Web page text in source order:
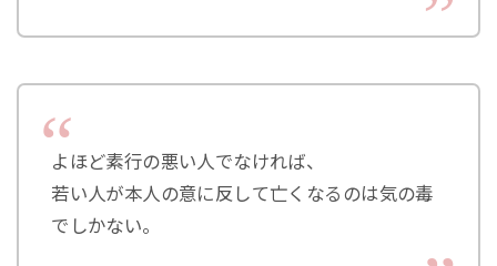
よほど素行の悪い人でなければ、
若い人が本人の意に反して亡くなるのは気の毒
でしかない。